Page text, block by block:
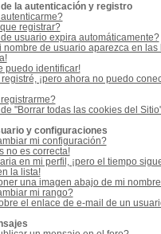
la autenticación y registro
registrar?
usuario expira automáticamente?
nombre de usuario aparezca en
puedo identificar!
¡pero ahora no puedo
"Borrar todas las cookies del
y configuraciones
mi configuración?
no es correcta!
en mi perfil, ¡pero el tiempo
la lista!
una imagen abajo de mi
mi rango?
el enlace de e-mail de un